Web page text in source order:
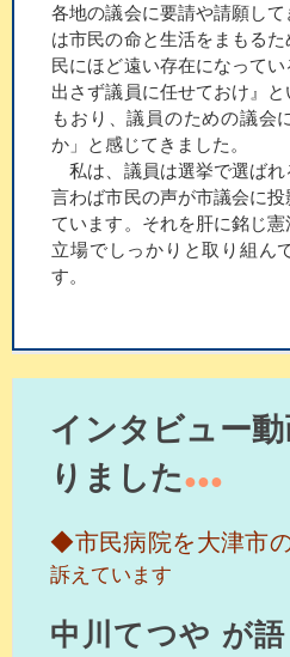
各地の議会に要請や請願し
は市民の命と生活をまもる
民にほど遠い存在になって
出さず議員に任せておけ』
もおり、議員のための議会
か」と感じてきました。
私は、議員は選挙で選ばれ
言わば市民の声が市議会に
ています。それを肝に銘じ
立場でしっかりと取り組ん
す。
インタビュー
りました ●●●
◆市民病院を大津市
訴えています
中川てつや が